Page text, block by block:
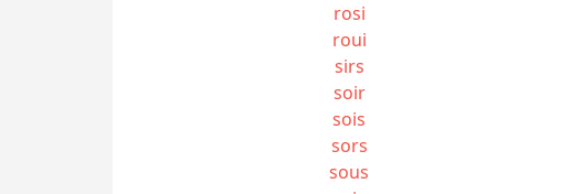
rosi
roui
sirs
soir
sois
sors
sous